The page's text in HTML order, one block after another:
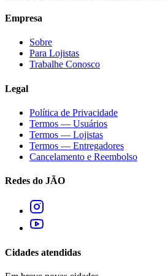
Empresa
Sobre
Para Lojistas
Trabalhe Conosco
Legal
Política de Privacidade
Termos — Usuários
Termos — Lojistas
Termos — Entregadores
Cancelamento e Reembolso
Redes do JÃO
Cidades atendidas